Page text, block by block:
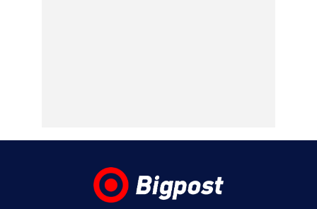
«Στον Εξώστη» με τους Αντώνη Αντζολέτο
και Γιάννη Καντέλη – Έρχεται στον ΣΚΑΪ